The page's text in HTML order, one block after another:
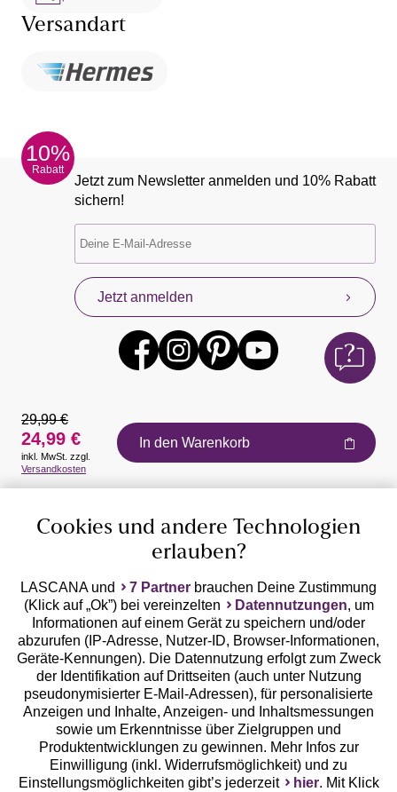
Versandart
10%
Rabatt
Jetzt zum Newsletter anmelden und 10% Rabatt
sichern!
Jetzt anmelden
Auszeichnungen
Geprüfte Sicherheit
Unsere Apps
29,99 €
24,99 €
inkl. MwSt. zzgl.
Versandkosten
In den Warenkorb
Cookies und andere Technologien
erlauben?
LASCANA und 7 Partner brauchen Deine Zustimmung
(Klick auf „Ok”) bei vereinzelten
Datennutzungen, um
Informationen auf einem Gerät zu speichern und/oder
abzurufen (IP-Adresse, Nutzer-ID, Browser-Informationen,
Geräte-Kennungen). Die Datennutzung erfolgt zum Zweck
der Identifikation auf Drittseiten (auch unter Nutzung
pseudonymisierter E-Mail-Adressen), für personalisierte
Anzeigen und Inhalte, Anzeigen- und Inhaltsmessungen
sowie um Erkenntnisse über Zielgruppen und
Produktentwicklungen zu gewinnen. Mehr Infos zur
Einwilligung (inkl. Widerrufsmöglichkeit) und zu
Einstellungsmöglichkeiten gibt’s jederzeit
hier. Mit Klick